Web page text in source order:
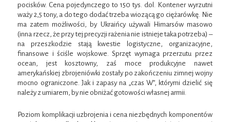
pocisków. Cena pojedynczego to 150 tys. dol. Kontener wyrzutni
waży 2,5 tony, a do tego dodać trzeba wiozącą go ciężarówkę. Nie
ma zatem możliwości, by Ukraińcy używali Himarsów masowo
(inna rzecz, że przy tej precyzji rażenia nie istnieje taka potrzeba) –
na przeszkodzie stają kwestie logistyczne, organizacyjne,
finansowe i ściśle wojskowe. Sprzęt wymaga przerzutu przez
ocean, jest kosztowny, zaś moce produkcyjne nawet
amerykańskiej zbrojeniówki zostały po zakończeniu zimnej wojny
mocno ograniczone. Jak i zapasy na „czas W”, którymi dzielić się
należy z umiarem, by nie obniżać gotowości własnej armii.
Poziom komplikacji uzbrojenia i cena niezbędnych komponentów